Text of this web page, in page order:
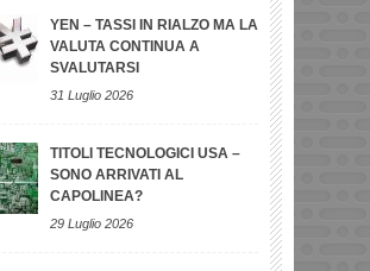
YEN – TASSI IN RIALZO MA LA
VALUTA CONTINUA A
SVALUTARSI
31 Luglio 2026
TITOLI TECNOLOGICI USA –
SONO ARRIVATI AL
CAPOLINEA?
29 Luglio 2026